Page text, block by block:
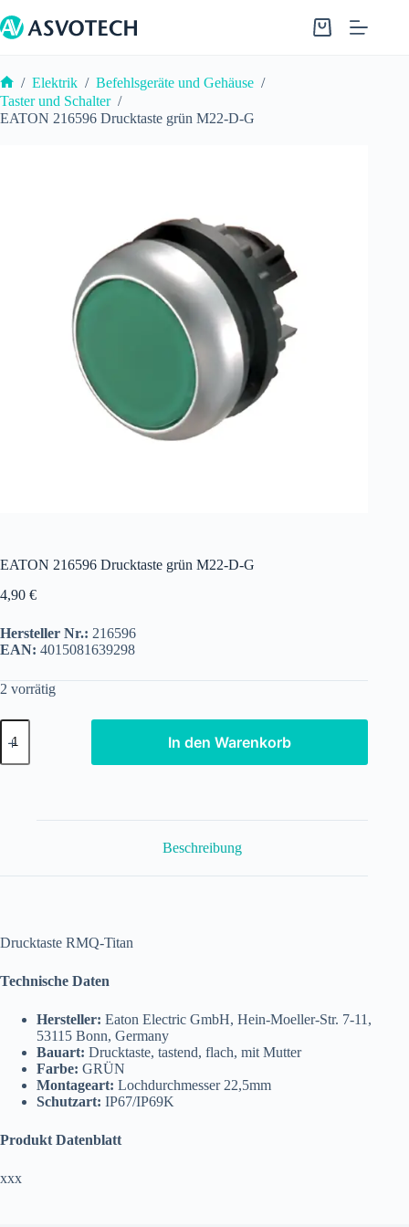
Inhalt
springen
Warenkorb
Start
/ Elektrik / Befehlsgeräte und Gehäuse /
Taster und Schalter /
EATON 216596 Drucktaste grün M22-D-G
EATON 216596 Drucktaste grün M22-D-G
4,90 €
Hersteller Nr.: 216596
EAN: 4015081639298
2 vorrätig
EATON
216596
In den Warenkorb
Beschreibung
Drucktaste RMQ-Titan
Technische Daten
Hersteller: Eaton Electric GmbH, Hein-Moeller-Str. 7-11,
53115 Bonn, Germany
Bauart: Drucktaste, tastend, flach, mit Mutter
Farbe: GRÜN
Montageart: Lochdurchmesser 22,5mm
Schutzart: IP67/IP69K
Produkt Datenblatt
xxx